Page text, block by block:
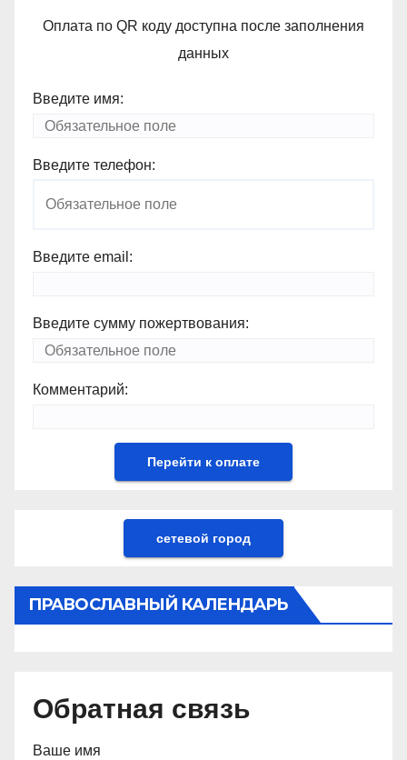
Оплата по QR коду доступна после заполнения
данных
Введите имя:
Введите телефон:
Введите email:
Введите сумму пожертвования:
Комментарий:
сетевой город
ПРАВОСЛАВНЫЙ КАЛЕНДАРЬ
Обратная связь
Ваше имя